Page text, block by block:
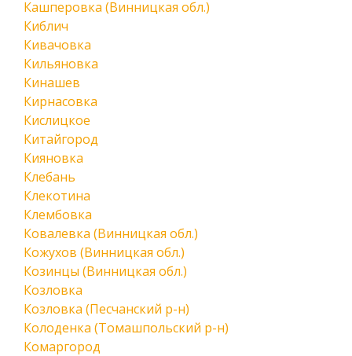
Кашперовка (Винницкая обл.)
Киблич
Кивачовка
Кильяновка
Кинашев
Кирнасовка
Кислицкое
Китайгород
Кияновка
Клебань
Клекотина
Клембовка
Ковалевка (Винницкая обл.)
Кожухов (Винницкая обл.)
Козинцы (Винницкая обл.)
Козловка
Козловка (Песчанский р-н)
Колоденка (Томашпольский р-н)
Комаргород